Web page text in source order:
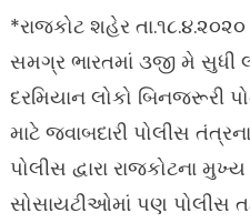
*રાજકોટ શહેર
સમગ્ર ભારતમાં ૩જી મે
દરમિયાન લોકો બિનજરૂરી
માટે જવાબદારી પોલીસ
પોલીસ દ્વારા રાજકોટના
સોસાયટીઓમાં પણ પોલીસ